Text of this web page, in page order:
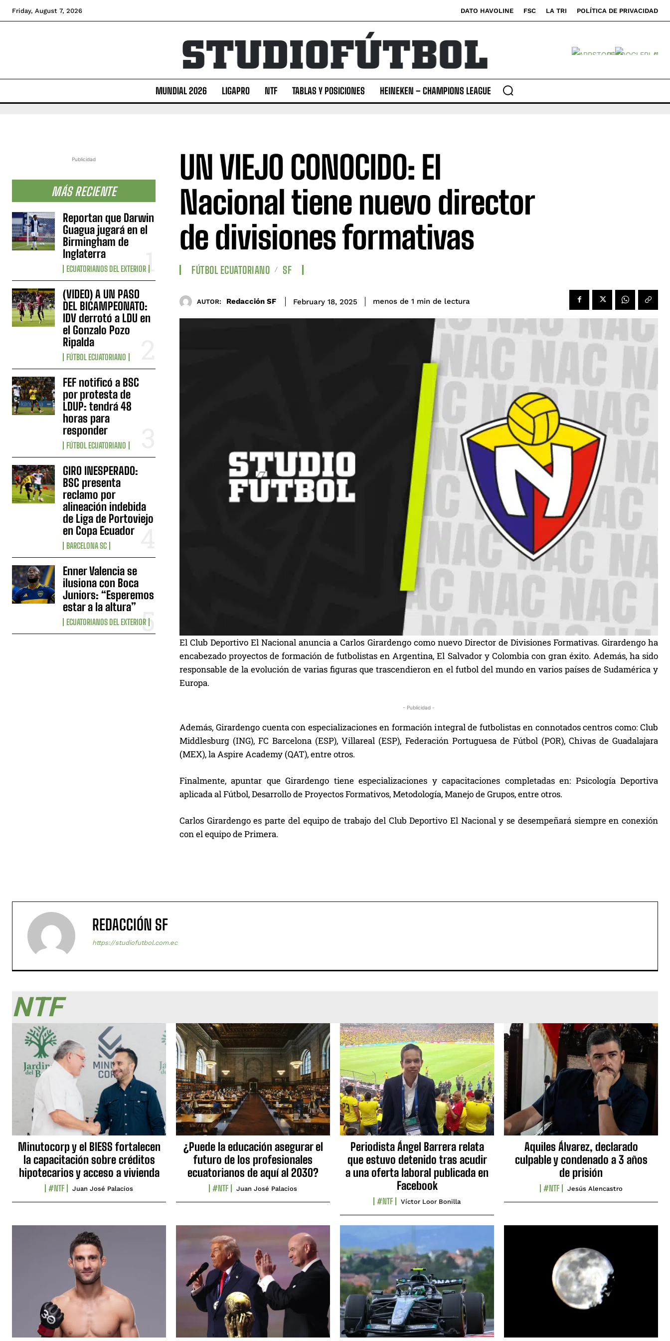
Friday, August 7, 2026 DATO HAVOLINE FSC LA TRI POLÍTICA DE PRIVACIDAD
MUNDIAL 2026 LIGAPRO NTF TABLAS Y POSICIONES HEINEKEN – CHAMPIONS LEAGUE
Publicidad
MÁS RECIENTE
Reportan que Darwin
Guagua jugará en el
Birmingham de
Inglaterra
ECUATORIANOS DEL EXTERIOR
(VIDEO) A UN PASO
DEL BICAMPEONATO:
IDV derrotó a LDU en
el Gonzalo Pozo
Ripalda
FÚTBOL ECUATORIANO
FEF notificó a BSC
por protesta de
LDUP: tendrá 48
horas para
responder
FÚTBOL ECUATORIANO
GIRO INESPERADO:
BSC presenta
reclamo por
alineación indebida
de Liga de Portoviejo
en Copa Ecuador
BARCELONA SC
Enner Valencia se
ilusiona con Boca
Juniors: “Esperemos
estar a la altura”
ECUATORIANOS DEL EXTERIOR
UN VIEJO CONOCIDO: El
Nacional tiene nuevo director
de divisiones formativas
FÚTBOL ECUATORIANO SF
AUTOR: Redacción SF February 18, 2025 menos de 1 min de lectura
El Club Deportivo El Nacional anuncia a Carlos Girardengo como nuevo Director de Divisiones Formativas. Girardengo ha
encabezado proyectos de formación de futbolistas en Argentina, El Salvador y Colombia con gran éxito. Además, ha sido
responsable de la evolución de varias figuras que trascendieron en el futbol del mundo en varios países de Sudamérica y
Europa.
- Publicidad -
Además, Girardengo cuenta con especializaciones en formación integral de futbolistas en connotados centros como: Club
Middlesburg (ING), FC Barcelona (ESP), Villareal (ESP), Federación Portuguesa de Fútbol (POR), Chivas de Guadalajara
(MEX), la Aspire Academy (QAT), entre otros.
Finalmente, apuntar que Girardengo tiene especializaciones y capacitaciones completadas en: Psicología Deportiva
aplicada al Fútbol, Desarrollo de Proyectos Formativos, Metodología, Manejo de Grupos, entre otros.
Carlos Girardengo es parte del equipo de trabajo del Club Deportivo El Nacional y se desempeñará siempre en conexión
con el equipo de Primera.
REDACCIÓN SF
https://studiofutbol.com.ec
NTF
Minutocorp y el BIESS fortalecen
la capacitación sobre créditos
hipotecarios y acceso a vivienda
#NTF Juan José Palacios
¿Puede la educación asegurar el
futuro de los profesionales
ecuatorianos de aquí al 2030?
#NTF Juan José Palacios
Periodista Ángel Barrera relata
que estuvo detenido tras acudir
a una oferta laboral publicada en
Facebook
#NTF Víctor Loor Bonilla
Aquiles Álvarez, declarado
culpable y condenado a 3 años
de prisión
#NTF Jesús Alencastro